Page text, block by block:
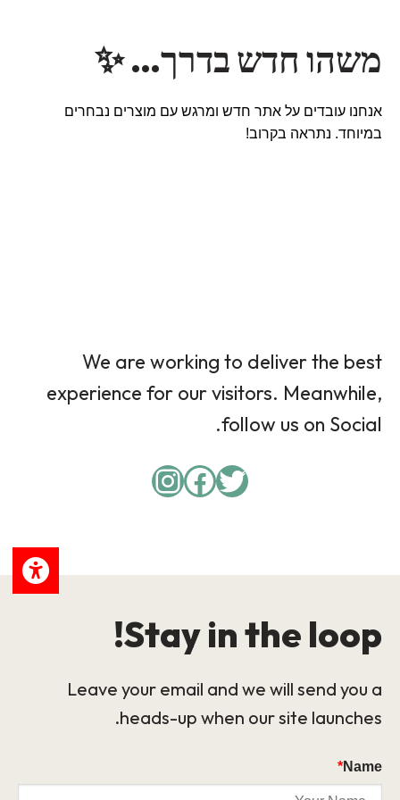
משהו חדש בדרך… ✨
אנחנו עובדים על אתר חדש ומרגש עם מוצרים נבחרים
במיוחד. נתראה בקרוב!
We are working to deliver the best
experience for our visitors. Meanwhile,
follow us on Social.
Twitter
Facebook
Instagram
Stay in the loop!
Leave your email and we will send you a
heads-up when our site launches.
Name
*